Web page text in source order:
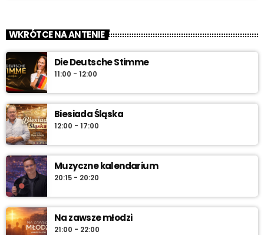
WKRÓTCE NA ANTENIE
Die Deutsche Stimme
11:00 - 12:00
Biesiada Śląska
12:00 - 17:00
Muzyczne kalendarium
20:15 - 20:20
Na zawsze młodzi
21:00 - 22:00